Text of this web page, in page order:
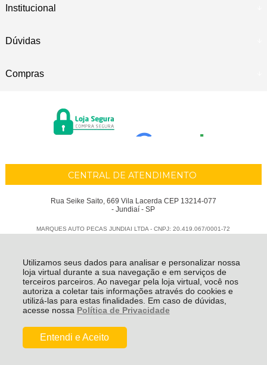
Utilizamos seus dados para analisar e personalizar nossa
loja virtual durante a sua navegação e em serviços de
terceiros parceiros. Ao navegar pela loja virtual, você nos
autoriza a coletar tais informações através do cookies e
utilizá-las para estas finalidades. Em caso de dúvidas,
acesse nossa Política de Privacidade
Entendi e Aceito
Institucional
Dúvidas
Compras
CENTRAL DE ATENDIMENTO
Rua Seike Saito, 669 Vila Lacerda CEP 13214-077
- Jundiaí - SP
MARQUES AUTO PECAS JUNDIAI LTDA - CNPJ: 20.419.067/0001-72